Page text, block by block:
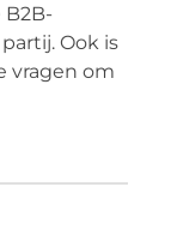
B2B-
Ook is
vragen om